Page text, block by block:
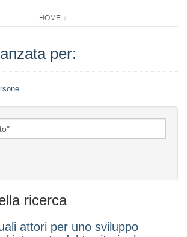
HOME
per:
ricerca
attori per uno sviluppo